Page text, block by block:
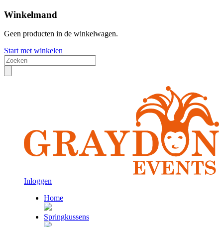
Winkelmand
Geen producten in de winkelwagen.
Start met winkelen
Inloggen
Home
Springkussens